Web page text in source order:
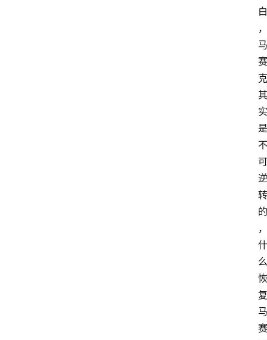
白
，
马
赛
克
其
实
是
不
可
逆
转
的
，
什
么
恢
复
马
赛